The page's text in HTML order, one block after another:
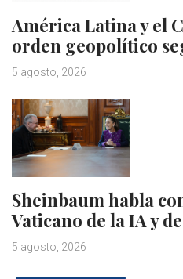
América Latina y el
orden geopolítico
5 agosto, 2026
Sheinbaum habla
Vaticano de la IA y
5 agosto, 2026